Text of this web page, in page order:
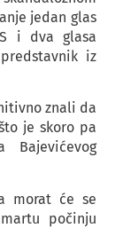
jedan glas
i dva glasa
iz
znali da
je skoro pa
morat će se
počinju